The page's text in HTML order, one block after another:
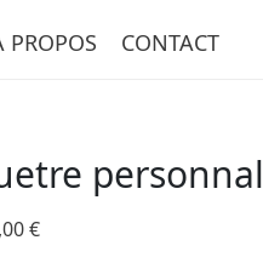
PROPOS CONTACT
€